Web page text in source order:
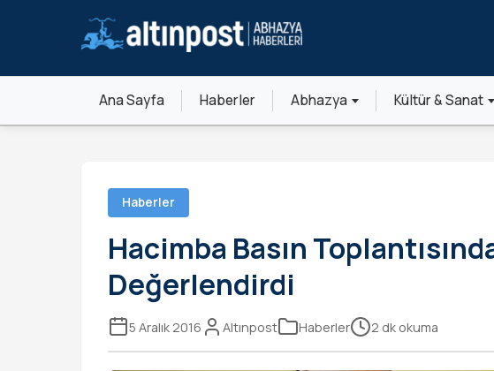
Ana Sayfa Haberler Abhazya Kültür & Sanat
Haberler
Hacimba Basın
Değerlendirdi
5 Aralık 2016 Altınpost Haberler 2 dk okuma